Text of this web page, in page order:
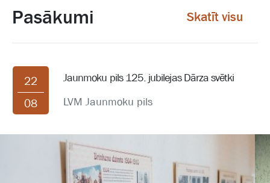
Pasākumi Skatīt visu
22
08
Jaunmoku pils 125. jubilejas Dārza svētki
LVM Jaunmoku pils